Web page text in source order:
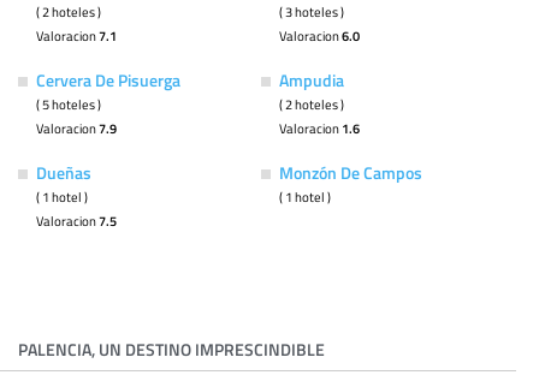
( 2 hoteles )
Valoracion7.1
( 3 hoteles )
Valoracion6.0
Cervera De Pisuerga
( 5 hoteles )
Valoracion7.9
Ampudia
( 2 hoteles )
Valoracion 1.6
Dueñas
( 1 hotel )
Valoracion7.5
Monzón De Campos
( 1 hotel )
PALENCIA, UN DESTINO IMPRESCINDIBLE